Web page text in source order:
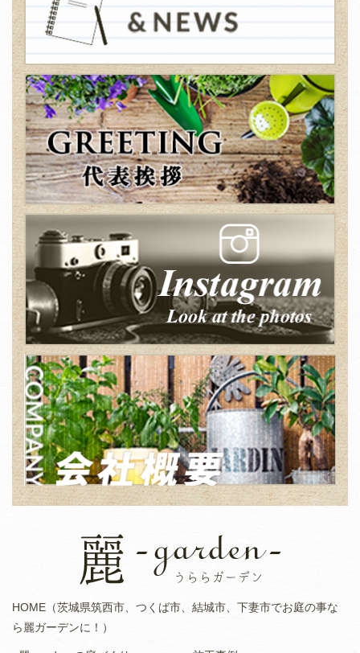
HOME（茨城県筑西市、つくば市、結城市、下妻市でお庭の事な
ら麗ガーデンに！）